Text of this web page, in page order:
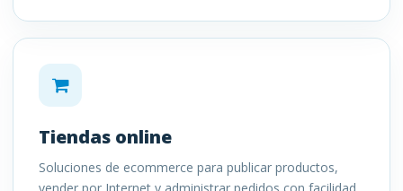
Tiendas online
Soluciones de ecommerce para publicar productos,